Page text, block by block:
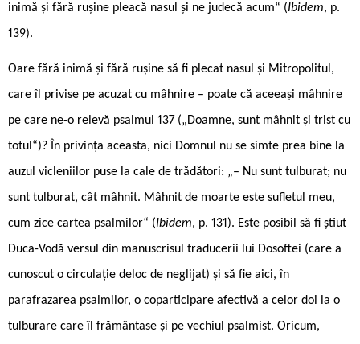
inimă și fără rușine pleacă nasul și ne judecă acum“ (Ibidem, p.
139).
Oare fără inimă și fără rușine să fi plecat nasul și Mitropolitul,
care îl privise pe acuzat cu mâhnire – poate că aceeași mâhnire
pe care ne-o relevă psalmul 137 („Doamne, sunt mâhnit și trist cu
totul“)? În privința aceasta, nici Domnul nu se simte prea bine la
auzul vicleniilor puse la cale de trădători: „– Nu sunt tulburat; nu
sunt tulburat, cât mâhnit. Mâhnit de moarte este sufletul meu,
cum zice cartea psalmilor“ (Ibidem, p. 131). Este posibil să fi știut
Duca-Vodă versul din manuscrisul traducerii lui Dosoftei (care a
cunoscut o circulație deloc de neglijat) și să fie aici, în
parafrazarea psalmilor, o coparticipare afectivă a celor doi la o
tulburare care îl frământase și pe vechiul psalmist. Oricum,